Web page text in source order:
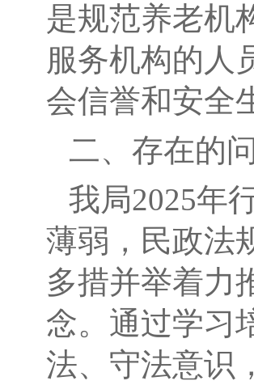
是规范养老机
服务机构的人
会信誉和安全
二、存在的
我局2025年
薄弱，民政法
多措并举着力
念。通过学习
法、守法意识